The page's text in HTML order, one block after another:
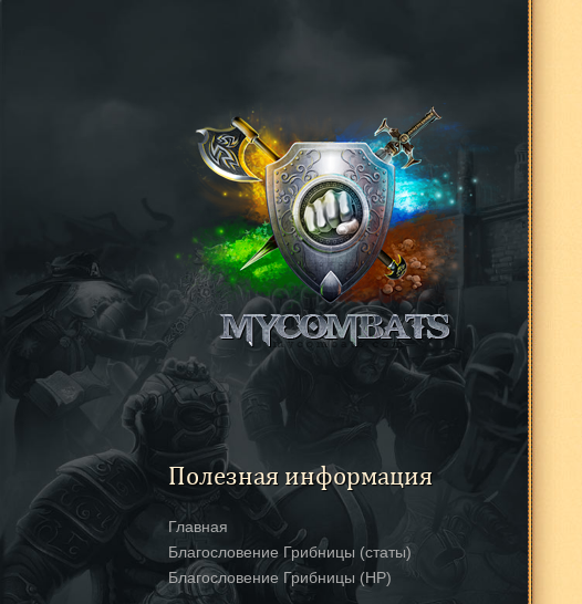
Полезная информация
Главная
Благословение Грибницы (статы)
Благословение Грибницы (HP)